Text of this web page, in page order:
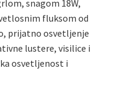
snagom 18W,
fluksom od
prijatno osvetljenje
lustere, visilice i
osvetljenost i